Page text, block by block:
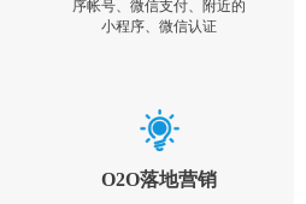
序帐号、微信支付、附近的
小程序、微信认证
O2O落地营销